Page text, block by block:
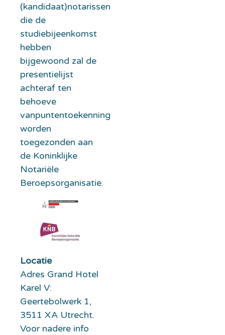
(kandidaat)notarissen
die de
studiebijeenkomst
hebben
bijgewoond zal de
presentielijst
achteraf ten
behoeve
vanpuntentoekenning
worden
toegezonden aan
de Koninklijke
Notariële
Beroepsorganisatie.
Locatie
Adres Grand Hotel
Karel V:
Geertebolwerk 1,
3511 XA Utrecht.
Voor nadere info